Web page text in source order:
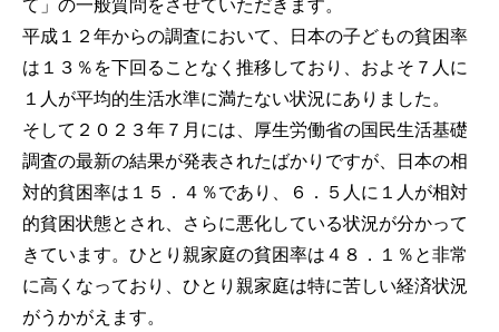
平成１２年からの調査において、日本の子どもの貧困率
は１３％を下回ることなく推移しており、およそ７人に
１人が平均的生活水準に満たない状況にありました。
そして２０２３年７月には、厚生労働省の国民生活基礎
調査の最新の結果が発表されたばかりですが、日本の相
対的貧困率は１５．４％であり、６．５人に１人が相対
的貧困状態とされ、さらに悪化している状況が分かって
きています。ひとり親家庭の貧困率は４８．１％と非常
に高くなっており、ひとり親家庭は特に苦しい経済状況
がうかがえます。